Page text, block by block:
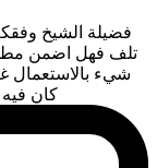
فضيلة الشيخ
تلف فهل اضمن
شيء بالاستعمال
كان